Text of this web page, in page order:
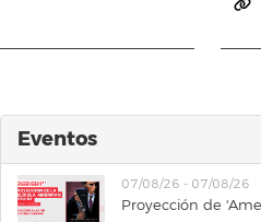
Eventos
07/08/26 - 07/08/26
Proyección de